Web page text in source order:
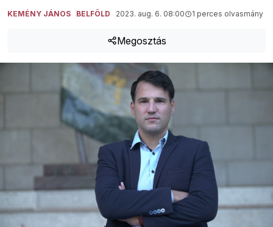
KEMÉNY JÁNOS BELFÖLD 2023. aug. 6. 08:00 1 perces olvasmány
Megosztás